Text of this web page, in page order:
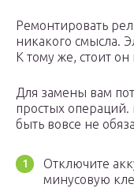
Ремонтировать
никакого смысла.
К тому же, стоит
Для замены вам
простых операций.
быть вовсе не
Отключите
минусовую